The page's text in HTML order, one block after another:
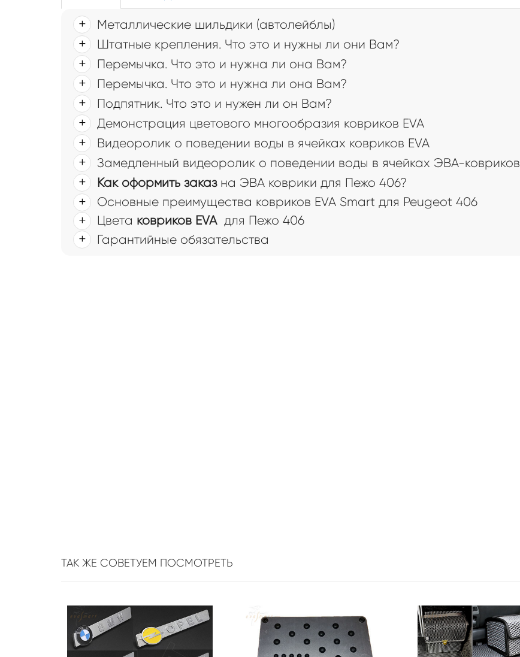
Металлические шильдики (автолейблы)
Штатные крепления. Что это и нужны ли они Вам?
Перемычка. Что это и нужна ли она Вам?
Перемычка. Что это и нужна ли она Вам?
Подпятник. Что это и нужен ли он Вам?
Демонстрация цветового многообразия ковриков EVA
Видеоролик о поведении воды в ячейках ковриков EVA
Замедленный видеоролик о поведении воды в ячейках ЭВА-ковриков
Как оформить заказна ЭВА коврики для Пежо 406?
Основные преимущества ковриков EVA Smart для Peugeot 406
Цвета ковриков EVAдля Пежо 406
Гарантийные обязательства
ТАК ЖЕ СОВЕТУЕМ ПОСМОТРЕТЬ